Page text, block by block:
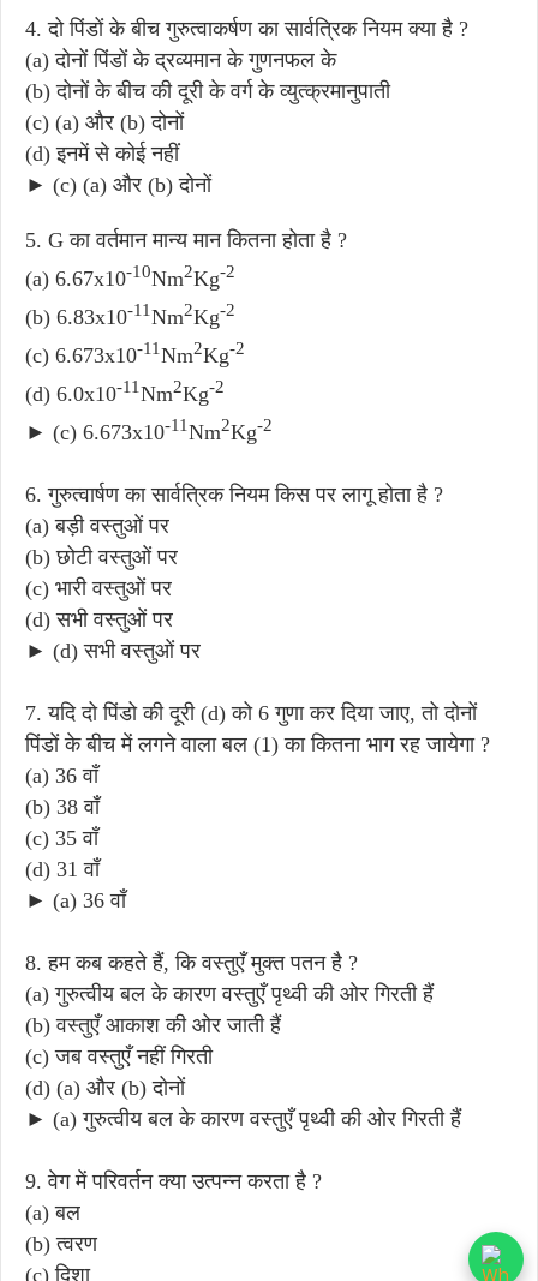
4. दो पिंडों के बीच गुरुत्वाकर्षण का सार्वत्रिक नियम क्या है ?
(a) दोनों पिंडों के द्रव्यमान के गुणनफल के
(b) दोनों के बीच की दूरी के वर्ग के व्युत्क्रमानुपाती
(c) (a) और (b) दोनों
(d) इनमें से कोई नहीं
► (c) (a) और (b) दोनों
5. G का वर्तमान मान्य मान कितना होता है ?
(a) 6.67x10-10Nm2Kg-2
(b) 6.83x10-11Nm2Kg-2
(c) 6.673x10-11Nm2Kg-2
(d) 6.0x10-11Nm2Kg-2
► (c) 6.673x10-11Nm2Kg-2
6. गुरुत्वार्षण का सार्वत्रिक नियम किस पर लागू होता है ?
(a) बड़ी वस्तुओं पर
(b) छोटी वस्तुओं पर
(c) भारी वस्तुओं पर
(d) सभी वस्तुओं पर
► (d) सभी वस्तुओं पर
7. यदि दो पिंडो की दूरी (d) को 6 गुणा कर दिया जाए, तो दोनों
पिंडों के बीच में लगने वाला बल (1) का कितना भाग रह जायेगा ?
(a) 36 वाँ
(b) 38 वाँ
(c) 35 वाँ
(d) 31 वाँ
► (a) 36 वाँ
8. हम कब कहते हैं, कि वस्तुएँ मुक्त पतन है ?
(a) गुरुत्वीय बल के कारण वस्तुएँ पृथ्वी की ओर गिरती हैं
(b) वस्तुएँ आकाश की ओर जाती हैं
(c) जब वस्तुएँ नहीं गिरती
(d) (a) और (b) दोनों
► (a) गुरुत्वीय बल के कारण वस्तुएँ पृथ्वी की ओर गिरती हैं
9. वेग में परिवर्तन क्या उत्पन्न करता है ?
(a) बल
(b) त्वरण
(c) दिशा